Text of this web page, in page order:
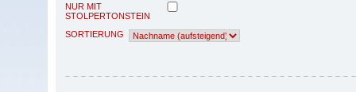
NUR MIT
STOLPERTONSTEIN
SORTIERUNG